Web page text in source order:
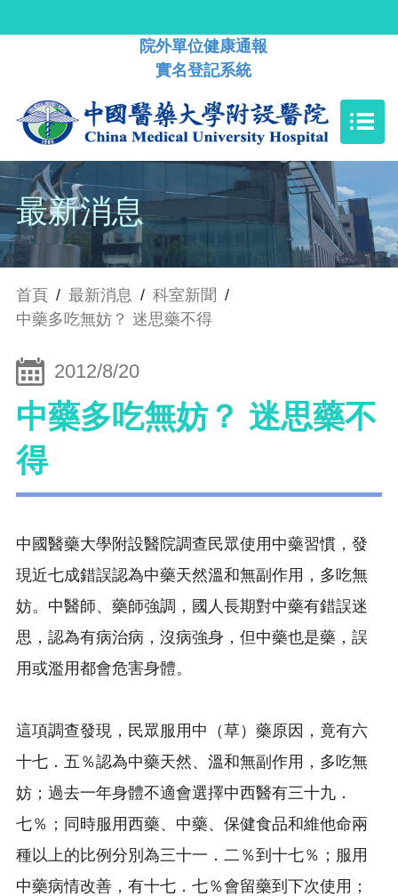
院外單位健康通報
實名登記系統
最新消息
首頁 / 最新消息 / 科室新聞 /
中藥多吃無妨？ 迷思藥不得
2012/8/20
中藥多吃無妨？ 迷思藥不
得
中國醫藥大學附設醫院調查民眾使用中藥習慣，發
現近七成錯誤認為中藥天然溫和無副作用，多吃無
妨。中醫師、藥師強調，國人長期對中藥有錯誤迷
思，認為有病治病，沒病強身，但中藥也是藥，誤
用或濫用都會危害身體。
這項調查發現，民眾服用中（草）藥原因，竟有六
十七．五％認為中藥天然、溫和無副作用，多吃無
妨；過去一年身體不適會選擇中西醫有三十九．
七％；同時服用西藥、中藥、保健食品和維他命兩
種以上的比例分別為三十一．二％到十七％；服用
中藥病情改善，有十七．七％會留藥到下次使用；